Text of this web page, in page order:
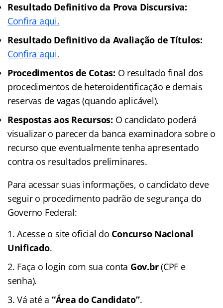
Resultado Definitivo da Prova Discursiva:
Confira aqui.
Resultado Definitivo da Avaliação de Títulos:
Confira aqui.
Procedimentos de Cotas: O resultado final dos
procedimentos de heteroidentificação e demais
reservas de vagas (quando aplicável).
Respostas aos Recursos: O candidato poderá
visualizar o parecer da banca examinadora sobre o
recurso que eventualmente tenha apresentado
contra os resultados preliminares.
Para acessar suas informações, o candidato deve
seguir o procedimento padrão de segurança do
Governo Federal:
Acesse o site oficial do Concurso Nacional
Unificado.
Faça o login com sua conta Gov.br(CPF e
senha).
Vá até a “Área do Candidato”.